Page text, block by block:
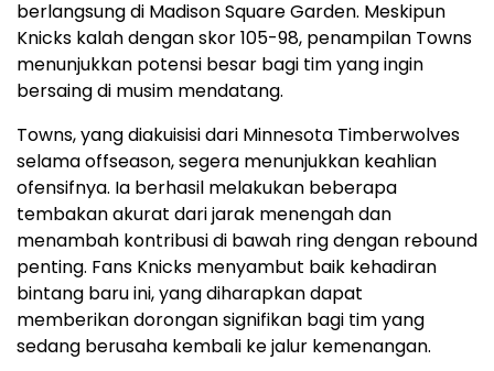
berlangsung di Madison Square Garden. Meskipun
Knicks kalah dengan skor 105-98, penampilan Towns
menunjukkan potensi besar bagi tim yang ingin
bersaing di musim mendatang.
Towns, yang diakuisisi dari Minnesota Timberwolves
selama offseason, segera menunjukkan keahlian
ofensifnya. Ia berhasil melakukan beberapa
tembakan akurat dari jarak menengah dan
menambah kontribusi di bawah ring dengan rebound
penting. Fans Knicks menyambut baik kehadiran
bintang baru ini, yang diharapkan dapat
memberikan dorongan signifikan bagi tim yang
sedang berusaha kembali ke jalur kemenangan.